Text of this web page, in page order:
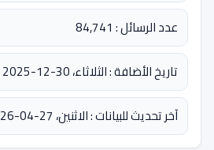
عدد الرسائل : 84,741
تاريخ الأضافة : الثلاثاء، 30-12-2025
آخر تحديث للبيانات : الاثنين، 27-04-2026 11:07:01 صباحاً